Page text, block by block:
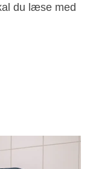
du læse med